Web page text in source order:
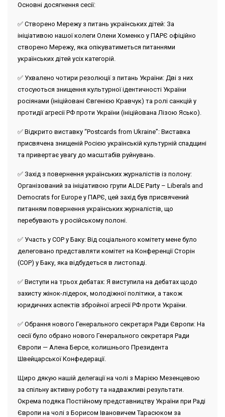
Основні досягнення сесії:
✅ Створено Мережу з питань українських дітей: За
ініціативою нашої колеги Олени Хоменко у ПАРЄ офіційно
створено Мережу, яка опікуватиметься питаннями
українських дітей усіх категорій.
✅ Ухвалено чотири резолюції з питань України: Дві з них
стосуються знищення культурної ідентичності України
росіянами (ініційовані Євгенією Кравчук) та ролі санкцій у
протидії агресії РФ проти України (ініційована Лізою Ясько).
✅ Відкрито виставку “Postcards from Ukraine”: Виставка
присвячена знищеній Росією українській культурній спадщині
та привертає увагу до масштабів руйнувань.
✅ Захід з повернення українських журналістів із полону:
Організований за ініціативою групи ALDE Party – Liberals and
Democrats for Europe у ПАРЄ, цей захід був присвячений
питанням повернення українських журналістів, що
перебувають у російському полоні.
✅ Участь у COP у Баку: Від соціального комітету мене було
делеговано представляти комітет на Конференції Сторін
(COP) у Баку, яка відбудеться в листопаді.
✅ Виступи на трьох дебатах: Я виступила на дебатах щодо
захисту жінок-лідерок, молодіжної політики, а також
юридичних аспектів збройної агресії РФ проти України.
✅ Обрання нового Генерального секретаря Ради Європи: На
сесії було обрано нового Генерального секретаря Ради
Європи — Алена Берсе, колишнього Президента
Швейцарської Конфедерації.
Щиро дякую нашій делегації на чолі з Марією Мезенцевою
за спільну активну роботу та надважливі результати.
Окрема подяка Постійному представництву України при Раді
Європи на чолі з Борисом Івановичем Тарасюком за